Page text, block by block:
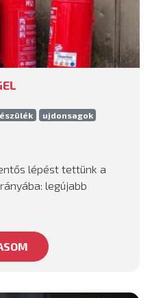
ujdonsagok
lépést tettünk a
legújabb